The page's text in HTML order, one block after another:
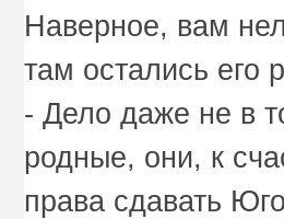
Наверное, вам
там остались его
- Дело даже не в
родные, они, к
права сдавать